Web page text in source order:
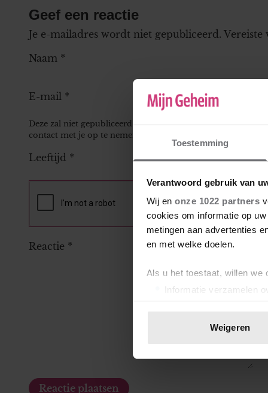
Toestemming
Verantwoord gebruik van
Wij en onze 1022 partners
cookies om informatie op
metingen aan advertenties
en met welke doelen.
Als u het toestaat, willen we
Informatie verzamelen
Uw apparaat
toestemming op elk
We gebruiken cookies om
websiteverkeer te
Weigeren
Geef een reactie
Je e-mailadres wordt niet gepubliceerd. Vereiste
Naam *
E-mail *
Deze zal niet gepubliceerd worden bij je reactie, maar kan
contact met je op te nemen.
Leeftijd *
Reactie *